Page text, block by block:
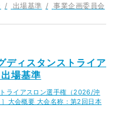
出場基準 事業企画委員会
ディスタンストライア
場基準
ライアスロン選手権（2026/沖
大会概要 大会名称：第2回日本